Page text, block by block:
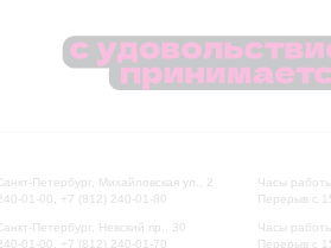
Петербург, Михайловская ул., 2
01-00, +7 (812) 240-01-80
Петербург, Невский пр., 30
01-00, +7 (812) 240-01-70
Часы
Перерыв с
Часы
Перерыв с